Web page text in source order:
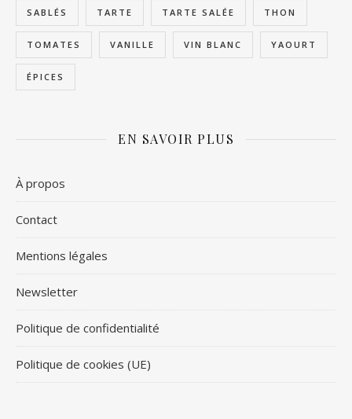
SABLÉS TARTE TARTE SALÉE THON
TOMATES VANILLE VIN BLANC YAOURT
ÉPICES
EN SAVOIR PLUS
À propos
Contact
Mentions légales
Newsletter
Politique de confidentialité
Politique de cookies (UE)